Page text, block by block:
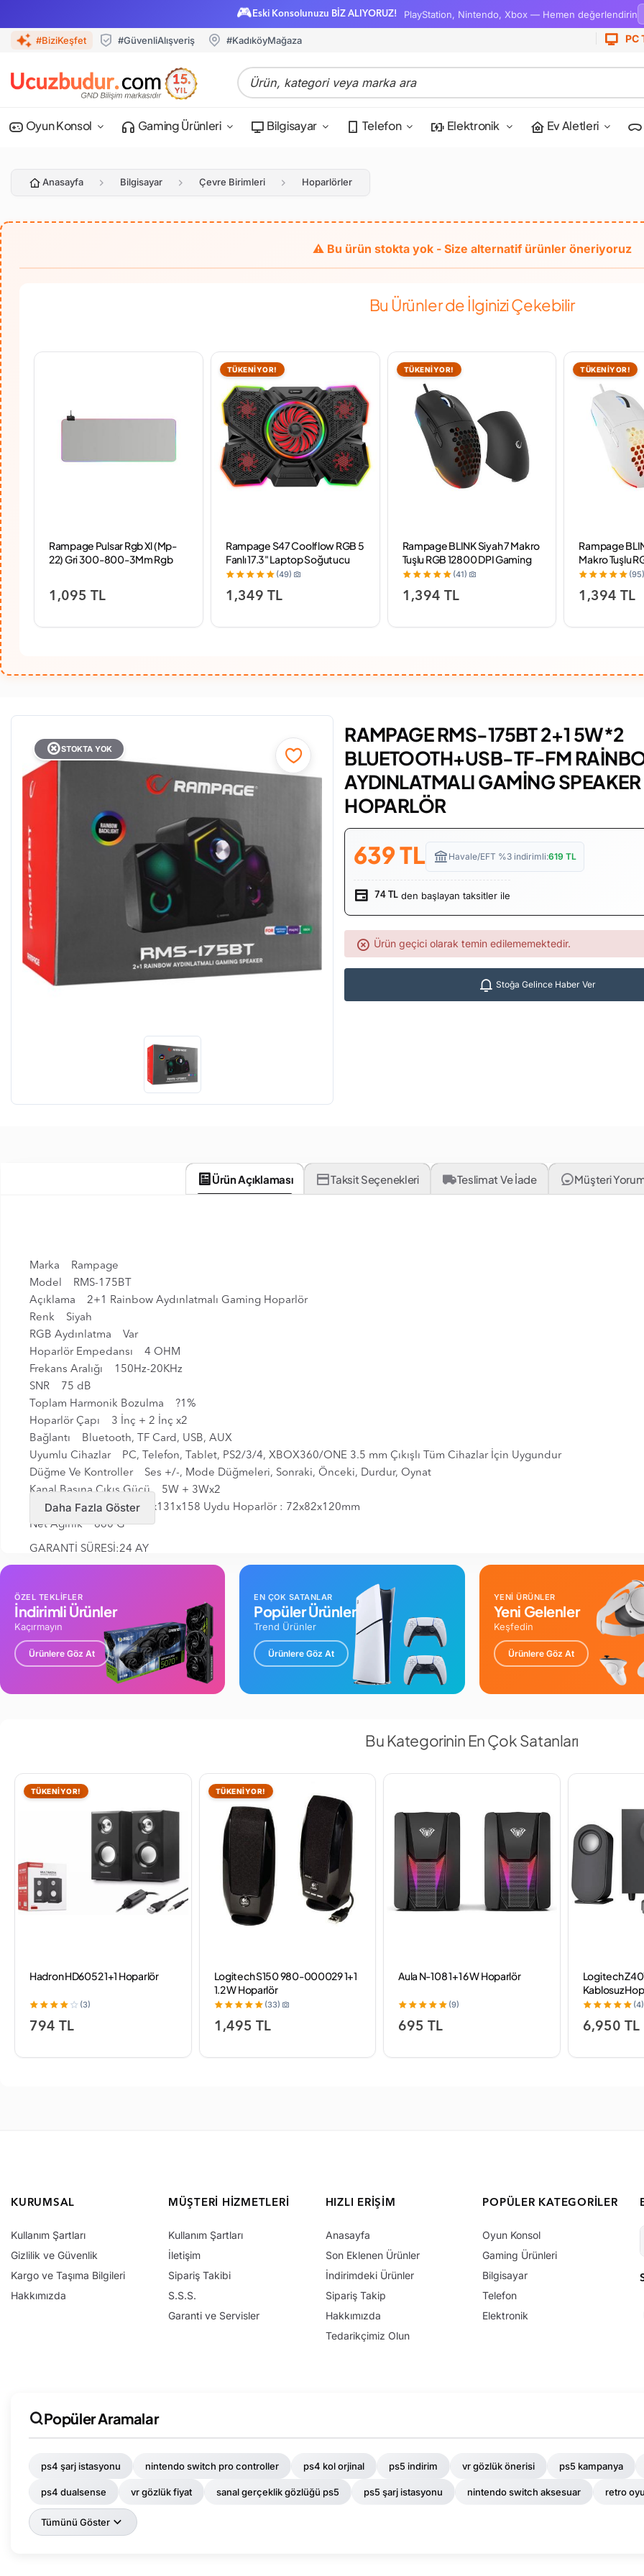
🎮 Eski Konsolunuzu BİZ ALIYORUZ! PlayStation, Nintendo, Xbox — Hemen değerlendirin
#BiziKeşfet #GüvenliAlışveriş #KadıköyMağaza PC
Oyun Konsol Gaming Ürünleri Bilgisayar Telefon Elektronik Ev Aletleri
Anasayfa Bilgisayar Çevre Birimleri Hoparlörler
Bu Ürünler de İlginizi Çekebilir
Rampage Pulsar Rgb Xl (Mp-
22) Gri 300-800-3Mm Rgb
1,095 TL
TÜKENİYOR!
Rampage S47 Coolflow RGB 5
Fanlı 17.3" Laptop Soğutucu
(49)
1,349 TL
TÜKENİYOR!
Rampage BLINK Siyah 7 Makro
Tuşlu RGB 12800 DPI Gaming
Oyuncu Mouse
(41)
1,394 TL
TÜKENİYOR!
Rampage
Makro Tuşlu
Gaming
(95)
1,394 TL
STOKTA YOK
RAMPAGE RMS-175BT 2+1 5W*2
BLUETOOTH+USB-TF-FM
AYDINLATMALI GAMİNG SPEAKER
HOPARLÖR
639TL Havale/EFT %3 indirimli:619 TL
74 TL den başlayan taksitler ile
Ürün geçici olarak temin edilememektedir.
Stoğa Gelince Haber Ver
Ürün Açıklaması Taksit Seçenekleri Teslimat Ve İade Müşteri
Marka Rampage
Model RMS-175BT
Açıklama 2+1 Rainbow Aydınlatmalı Gaming Hoparlör
Renk Siyah
RGB Aydınlatma Var
Hoparlör Empedansı 4 OHM
Frekans Aralığı 150Hz-20KHz
SNR 75 dB
Toplam Harmonik Bozulma ?1%
Hoparlör Çapı 3 İnç + 2 İnç x2
Bağlantı Bluetooth, TF Card, USB, AUX
Uyumlu Cihazlar PC, Telefon, Tablet, PS2/3/4, XBOX360/ONE 3.5 mm Çıkışlı Tüm Cihazlar İçin Uygundur
Düğme Ve Kontroller Ses +/-, Mode Düğmeleri, Sonraki, Önceki, Durdur, Oynat
Kanal Başına Çıkış Gücü 5W + 3Wx2
Ürün Boyutu SWF: 110x131x158 Uydu Hoparlör : 72x82x120mm
Net Ağırlık 860 G
GARANTİ SÜRESİ:24 AY
Daha Fazla Göster
ÖZEL TEKLİFLER
İndirimli Ürünler
Kaçırmayın
Ürünlere Göz At
EN ÇOK SATANLAR
Popüler Ürünler
Trend Ürünler
Ürünlere Göz At
YENİ ÜRÜNLER
Yeni Gelenler
Keşfedin
Ürünlere Göz At
Bu Kategorinin En Çok Satanları
TÜKENİYOR!
Hadron HD6052 1+1 Hoparlör
(3)
794 TL
TÜKENİYOR!
Logitech S150 980-000029 1+1
1.2 W Hoparlör
(33)
1,495 TL
Aula N-108 1+1 6 W Hoparlör
(9)
695 TL
Logitech
Kablosuz
(4)
6,950 TL
KURUMSAL
Kullanım Şartları
Gizlilik ve Güvenlik
Kargo ve Taşıma Bilgileri
Hakkımızda
MÜŞTERI HIZMETLERI
Kullanım Şartları
İletişim
Sipariş Takibi
S.S.S.
Garanti ve Servisler
HIZLI ERIŞIM
Anasayfa
Son Eklenen Ürünler
İndirimdeki Ürünler
Sipariş Takip
Hakkımızda
Tedarikçimiz Olun
POPÜLER KATEGORILER
Oyun Konsol
Gaming Ürünleri
Bilgisayar
Telefon
Elektronik
Popüler Aramalar
ps4 şarj istasyonu nintendo switch pro controller ps4 kol orjinal ps5 indirim vr gözlük önerisi ps5 kampanya
ps4 dualsense vr gözlük fiyat sanal gerçeklik gözlüğü ps5 ps5 şarj istasyonu nintendo switch aksesuar retro
Tümünü Göster